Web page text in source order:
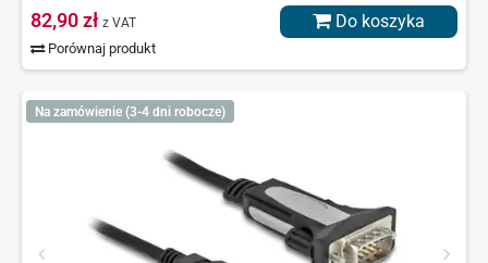
82,90 zł z VAT
Porównaj produkt
Do koszyka
Na zamówienie (3-4 dni robocze)